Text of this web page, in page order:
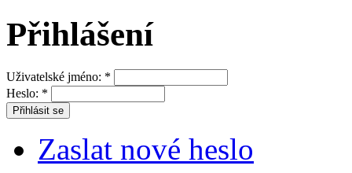
Přihlášení
Uživatelské jméno: *
Heslo: *
Zaslat nové heslo